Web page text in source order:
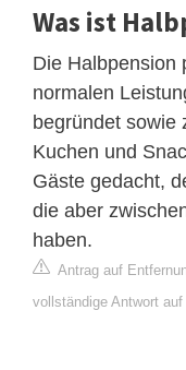
Was ist
Die Halbpension
normalen
begründet sowie
Kuchen und
Gäste gedacht,
die aber
haben.
Antrag auf
vollständige Antwort